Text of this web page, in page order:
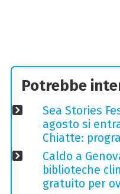
Potrebbe
Sea Stories
agosto si
Chiatte:
Caldo a
biblioteche
gratuito per